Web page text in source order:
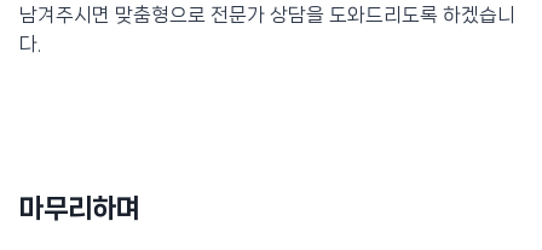
남겨주시면 맞춤형으로 전문가 상담을 도와드리도록 하겠습니
다.
마무리하며